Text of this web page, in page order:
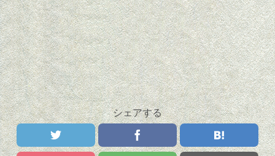
シェアする